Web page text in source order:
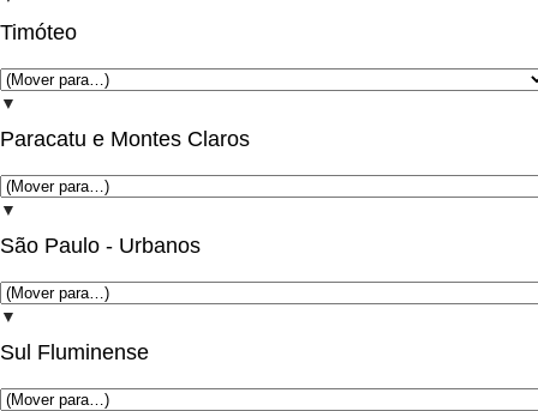
Timóteo
▼
Paracatu e Montes Claros
▼
São Paulo - Urbanos
▼
Sul Fluminense